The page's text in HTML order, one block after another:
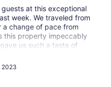
at this exceptional
week. We traveled from
a change of pace from
this property impeccably
us such a taste of
Hollywood glam
with details that
was very well-
in. Bathrooms were
2023